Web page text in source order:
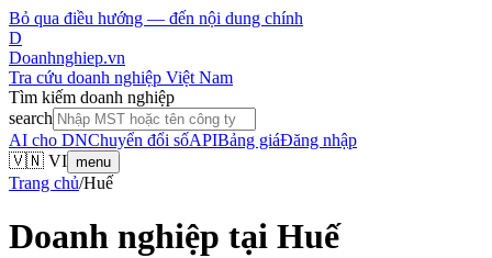
Bỏ qua điều hướng — đến nội dung chính
D
Doanhnghiep.vn
Tra cứu doanh nghiệp Việt Nam
Tìm kiếm doanh nghiệp
search
AI cho DNChuyển đổi sốAPIBảng giáĐăng nhập
🇻🇳 VI menu
Trang chủ/Huế
Doanh nghiệp tại Huế